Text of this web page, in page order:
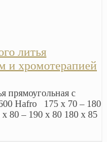
литья
и хромотерапией
прямоугольная с
Hafro 175 x 70 – 180
80 – 190 x 80 180 x 85